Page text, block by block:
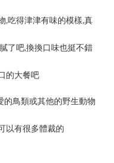
,吃得津津有味的模樣,真
了吧,換換口味也挺不錯
的大餐吧
的鳥類或其他的野生動物
以有很多體裁的